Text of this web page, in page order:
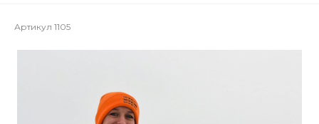
Артикул 1105